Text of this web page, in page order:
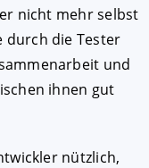
nicht mehr selbst
durch die Tester
und
ihnen gut
nützlich,